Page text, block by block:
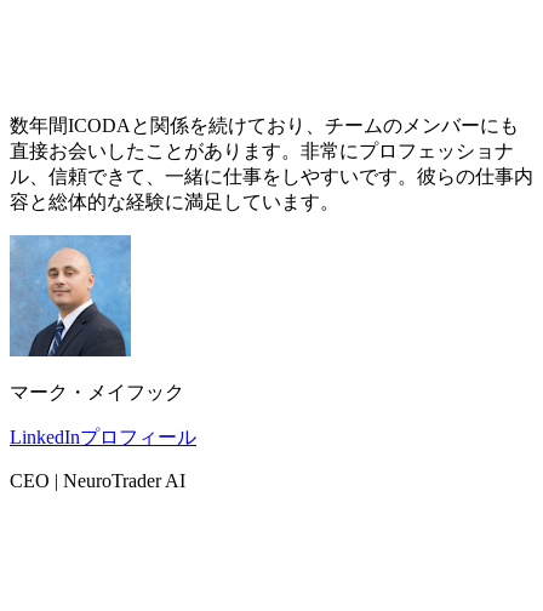
数年間ICODAと関係を続けており、チームのメンバーにも
直接お会いしたことがあります。非常にプロフェッショナ
ル、信頼できて、一緒に仕事をしやすいです。彼らの仕事内
容と総体的な経験に満足しています。
マーク・メイフック
LinkedInプロフィール
CEO | NeuroTrader AI